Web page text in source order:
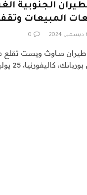
الجنوبية
المبيعات
0
طيران ساوث ويست تقلع